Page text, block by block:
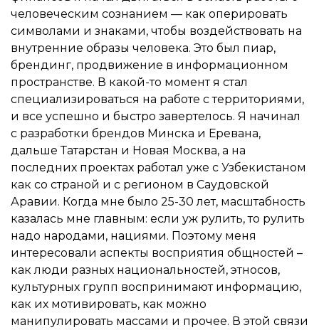
человеческим сознанием — как оперировать
символами и знаками, чтобы воздействовать на
внутренние образы человека. Это был пиар,
брендинг, продвижение в информационном
пространстве. В какой-то момент я стал
специализироваться на работе с территориями,
и все успешно и быстро завертелось. Я начинал
с разработки брендов Минска и Еревана,
дальше Татарстан и Новая Москва, а на
последних проектах работал уже с Узбекистаном
как со страной и с регионом в Саудовской
Аравии. Когда мне было 25-30 лет, масштабность
казалась мне главным: если уж рулить, то рулить
надо народами, нациями. Поэтому меня
интересовали аспекты восприятия общностей –
как люди разных национальностей, этносов,
культурных групп воспринимают информацию,
как их мотивировать, как можно
манипулировать массами и прочее. В этой связи